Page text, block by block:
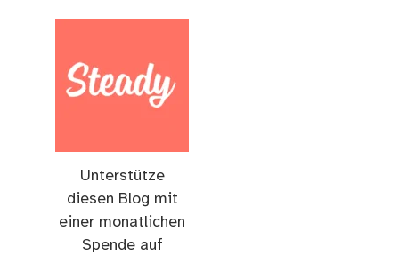
Unterstütze
diesen Blog mit
einer monatlichen
Spende auf